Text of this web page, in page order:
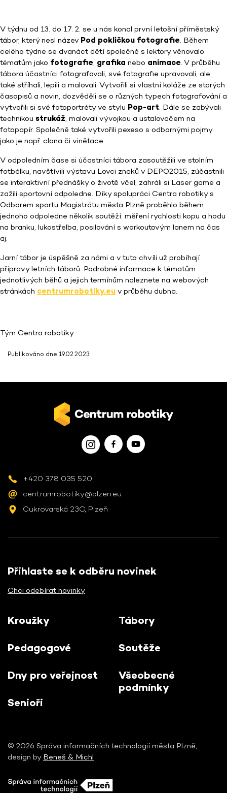
V týdnu od 13. do 17. 2. se u nás konal první letošní příměstský
tábor, který nesl název Pod pokličkou fotografie. Během
celého týdne se dvanáct dětí společně s lektory věnovalo
tématům jako fotografie, grafika nebo animace. V průběhu
tábora účastníci fotografovali, své fotografie upravovali, ale
také stříhali, lepili a malovali. Vytvořili si vlastní koláže ze starých
časopisů a novin, dozvěděli se o různých typech fotografování a
vytvořili si své fotoportréty ve stylu Pop-art. Dále se zabývali
technikou strukáž, malovali vývojkou a ustalovačem na
fotopapír. Společně také vytvořili pexeso s odbornými pojmy
jako je např. clona či vinětace.
V odpoledním čase si účastníci tábora zasoutěžili ve stolním
fotbálku, navštívili výstavu Lovci znaků v DEPO2015, zúčastnili
se interaktivní přednášky o životě včel, zahráli si Laser game a
zažili sportovní odpoledne. Díky spolupráci Centra robotiky s
Odborem sportu Magistrátu města Plzně proběhlo během
jednoho odpoledne několik soutěží: měření rychlosti kopu a hodu
na branku, lukostřelba, posilování s workoutovým lanem na čas
aj.
Jarní tábor je úspěšně za námi a v tuto chvíli už probíhají
přípravy letních táborů. Podrobné informace k tématům
jednotlivých běhů a jejich termínům naleznete na webových
stránkách centrumrobotiky.eu v průběhu dubna.
Tým Centra robotiky
Publikováno dne 19.02.2023
+420 378 035 520
centrumrobotiky@plzen.eu
Cukrovarská 23C, Plzeň
Přihlaste se k odběru novinek
Chci odebírat novinky
Kroužky
Pedagogové
Dny pro veřejnost
Senioři
Tábory
Soutěže
Všeobecné
podmínky
© 2026 Správa informačních technologií města Plzně,
design by Beneš & Michl